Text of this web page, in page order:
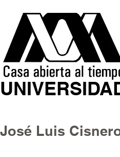
José Luis